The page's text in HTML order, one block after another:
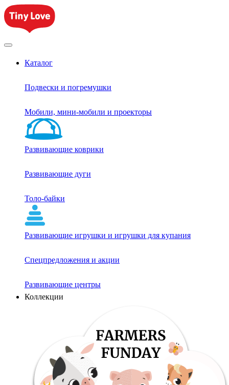
Каталог
Подвески и погремушки
Мобили, мини-мобили и проекторы
Развивающие коврики
Развивающие дуги
Толо-байки
Развивающие игрушки и игрушки для купания
Спецпредложения и акции
Развивающие центры
Коллекции